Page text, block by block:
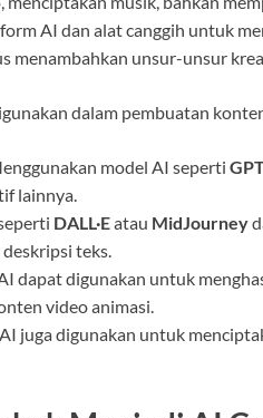
AI dan alat canggih untuk
menambahkan unsur-unsur
dalam pembuatan
model AI seperti
lainnya.
DALL·Eatau MidJourney
teks.
dapat digunakan untuk
video animasi.
juga digunakan untuk